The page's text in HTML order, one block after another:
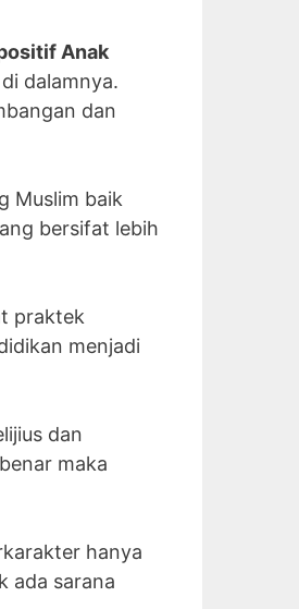
Anak
dalamnya.
dan
Muslim baik
bersifat lebih
praktek
menjadi
dan
maka
hanya
ada sarana